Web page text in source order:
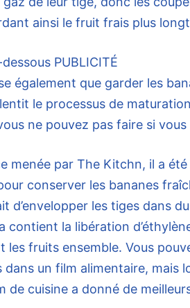
ainsi le fruit frais plus
PUBLICITÉ
également que garder les
le processus de
ne pouvez pas faire si
menée par The Kitchn, il a
conserver les bananes
d’envelopper les tiges dans
contient la libération
les fruits ensemble. Vous
dans un film alimentaire, mais
de cuisine a donné de